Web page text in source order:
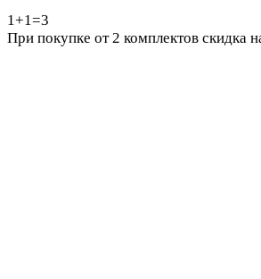
1+1=3
При покупке от 2 комплектов скидка